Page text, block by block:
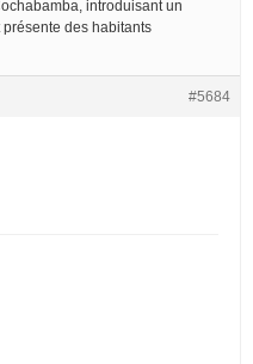
introduisant un
des habitants
#5684